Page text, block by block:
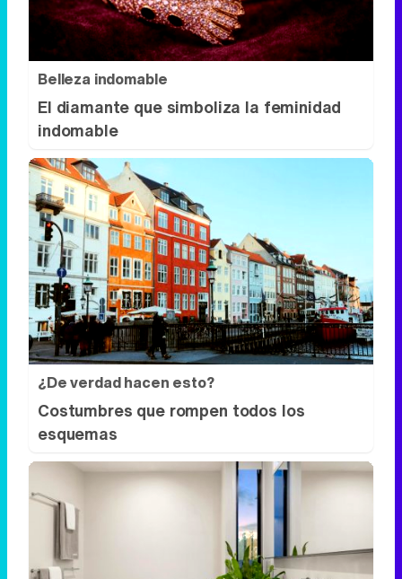
Belleza indomable
El diamante que simboliza la feminidad
indomable
¿De verdad hacen esto?
Costumbres que rompen todos los
esquemas